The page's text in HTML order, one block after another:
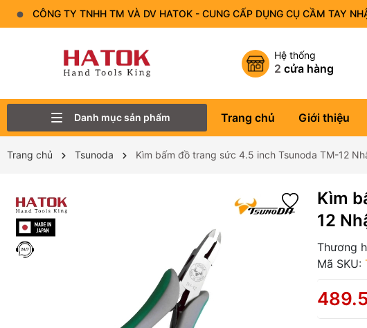
CÔNG TY TNHH TM VÀ DV HATOK - CUNG CẤP DỤNG CỤ CẦM TAY
Hệ thống
2 cửa hàng
Danh mục sản phẩm Trang chủ Giới thiệu
Trang chủ Tsunoda Kìm bấm đồ trang sức 4.5 inch Tsunoda TM-12
Kìm
12
Thương
Mã SKU: